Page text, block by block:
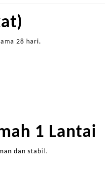
28 hari.
1 Lantai
dan stabil.